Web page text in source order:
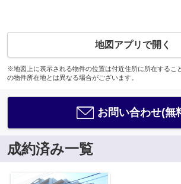
地図アプリで開く
※地図上に表示される物件の位置は付近住所に所在するこ
の物件所在地とは異なる場合がございます。
お問い合わせ(無
成約済み一覧